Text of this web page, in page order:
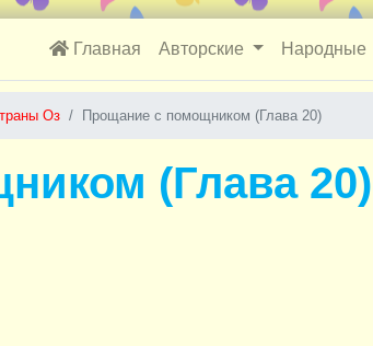
Главная Авторские Народные
Оз Прощание с помощником (Глава 20)
(Глава 20)